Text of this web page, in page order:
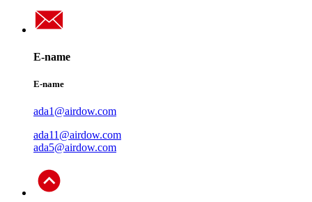
E-name
E-name
ada1@airdow.com
ada11@airdow.com
ada5@airdow.com